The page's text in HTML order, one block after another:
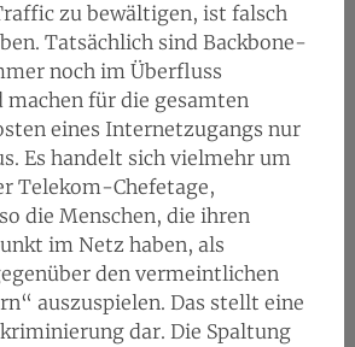
zu bewältigen, ist falsch
Tatsächlich sind Backbone-
noch im Überfluss
machen für die gesamten
eines Internetzugangs nur
Es handelt sich vielmehr um
Telekom-Chefetage,
die Menschen, die ihren
im Netz haben, als
den vermeintlichen
auszuspielen. Das stellt eine
dar. Die Spaltung